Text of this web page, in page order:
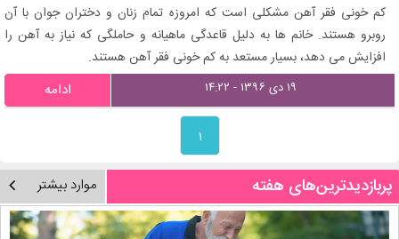
کم خونی فقر آهن مشکلی است که امروزه تمام زنان و دختران جوان با آن
روبرو هستند. خانم ها به دلیل قاعدگی ماهیانه و حاملگی که نیاز به آهن را
افزایش می دهد، بسیار مستعد به کم خونی فقر آهن هستند.
۱۹ دی ۱۳۹۶ - ۱۴:۲۲ ادامه
۱
پربازدیدترین‌های هفته موارد بیشتر